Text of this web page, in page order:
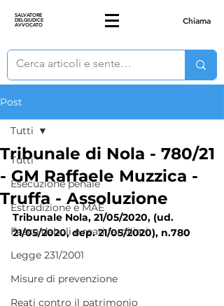
SALVATORE
DELGIUDICE
AVVOCATO Chiama
Post
Tutti
Esecuzione penale
Estradizione e MAE
Fasce deboli e reati familiari
Legge 231/2001
Misure di prevenzione
Reati contro il patrimonio
Tutti
Tribunale di Nola - 780/21
- GM Raffaele Muzzica -
Truffa - Assoluzione
Tribunale Nola, 21/05/2020, (ud.
21/05/2020, dep. 21/05/2020), n.780